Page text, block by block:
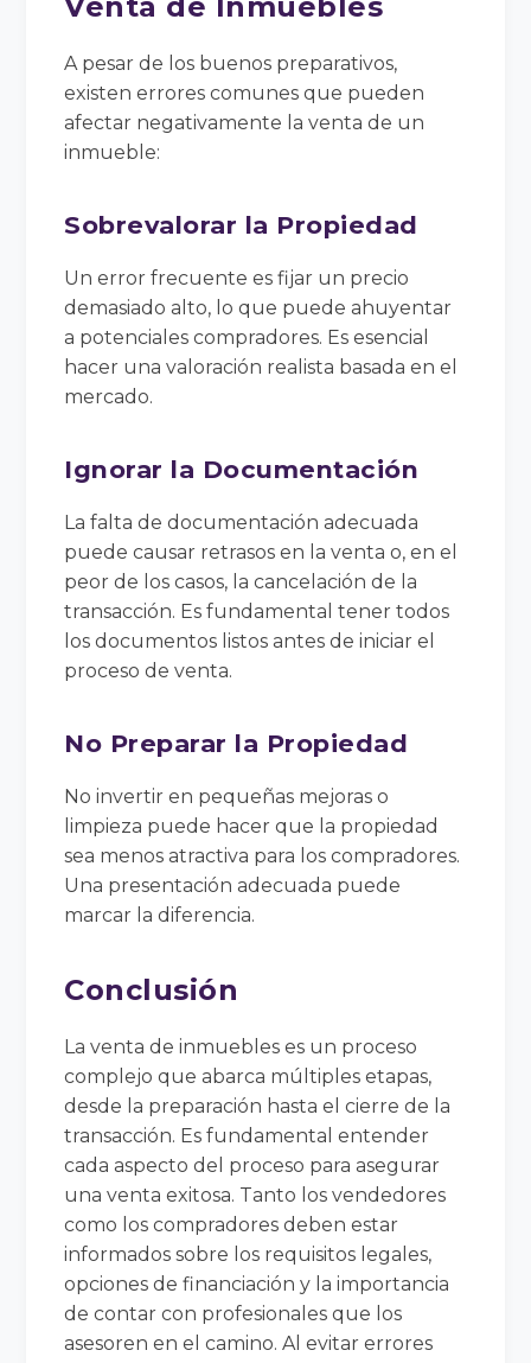
A pesar de los buenos preparativos,
existen errores comunes que pueden
afectar negativamente la venta de un
inmueble:
Sobrevalorar la Propiedad
Un error frecuente es fijar un precio
demasiado alto, lo que puede ahuyentar
a potenciales compradores. Es esencial
hacer una valoración realista basada en el
mercado.
Ignorar la Documentación
La falta de documentación adecuada
puede causar retrasos en la venta o, en el
peor de los casos, la cancelación de la
transacción. Es fundamental tener todos
los documentos listos antes de iniciar el
proceso de venta.
No Preparar la Propiedad
No invertir en pequeñas mejoras o
limpieza puede hacer que la propiedad
sea menos atractiva para los compradores.
Una presentación adecuada puede
marcar la diferencia.
Conclusión
La venta de inmuebles es un proceso
complejo que abarca múltiples etapas,
desde la preparación hasta el cierre de la
transacción. Es fundamental entender
cada aspecto del proceso para asegurar
una venta exitosa. Tanto los vendedores
como los compradores deben estar
informados sobre los requisitos legales,
opciones de financiación y la importancia
de contar con profesionales que los
asesoren en el camino. Al evitar errores